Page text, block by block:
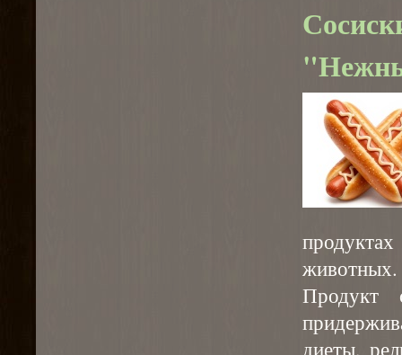
животных.
Продукт
диеты,